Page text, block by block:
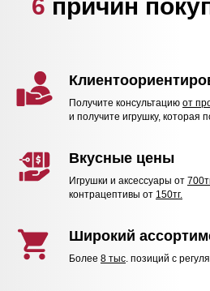
6 причин
Получите консультацию от
и получите игрушку, которая
Вкусные цены
Игрушки и аксессуары от
контрацептивы от 150тг.
Широкий
Более 8 тыс. позиций с